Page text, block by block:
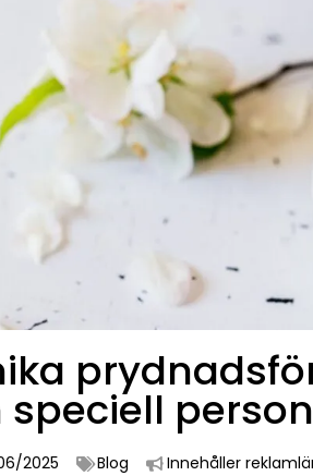
speciell person
2025 Blog Innehåller